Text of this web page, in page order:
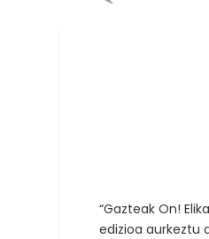
“Gazteak On!
edizioa aurkeztu